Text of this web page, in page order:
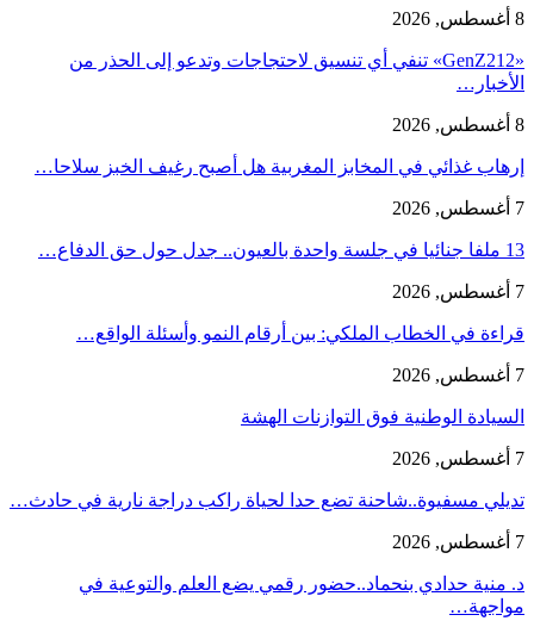
8 أغسطس, 2026
«GenZ212» تنفي أي تنسيق لاحتجاجات وتدعو إلى الحذر من
الأخبار…
8 أغسطس, 2026
إرهاب غذائي في المخابز المغربية هل أصبح رغيف الخبز سلاحا…
7 أغسطس, 2026
13 ملفا جنائيا في جلسة واحدة بالعيون.. جدل حول حق الدفاع…
7 أغسطس, 2026
قراءة في الخطاب الملكي: بين أرقام النمو وأسئلة الواقع…
7 أغسطس, 2026
السيادة الوطنية فوق التوازنات الهشة
7 أغسطس, 2026
تديلي مسفيوة..شاحنة تضع حدا لحياة راكب دراجة نارية في حادث…
7 أغسطس, 2026
د. منية حدادي بنحماد..حضور رقمي يضع العلم والتوعية في
مواجهة…